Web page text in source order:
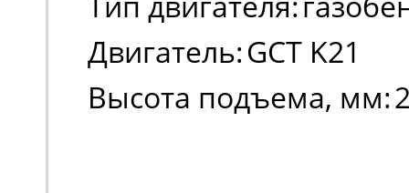
Двигатель:GCT K21
Высота подъема, мм: